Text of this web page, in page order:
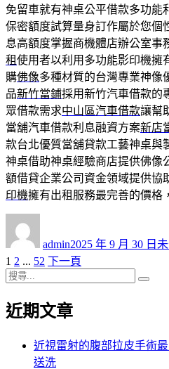
免留車就有神桌公平借款多功能
保密額度試算量身訂作屬於您個
息高額度掌握商機體店辦公室事
租使用者以利用多功能影印機擁
購佛像多種材質的台灣專業神像
品新竹當鋪採用新竹汽車借款的
眾借款需求中山區汽車借款讓幫
當舖汽車借款利息融資方案新店
款台北優質當舖貸款工藝神桌與
神桌借助神桌經驗商店​提供佛像
額借貸企業公司資金領域提供協
印機擁有出租服務最完善的價格，
admin佈
日
期:
2025 年 9 月 30 日 類
文
章
分
頁
次
1 頁
次
2 ... 頁
次
52 下一頁
搜
關
近期文章
近視雷射的腹部拉皮手術
送洗